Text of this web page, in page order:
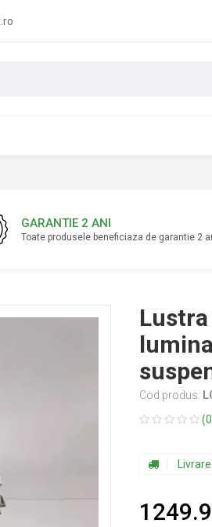
GARANTIE 2 ANI
Toate produsele beneficiaza de garantie 2
Lustra
Cod produs: